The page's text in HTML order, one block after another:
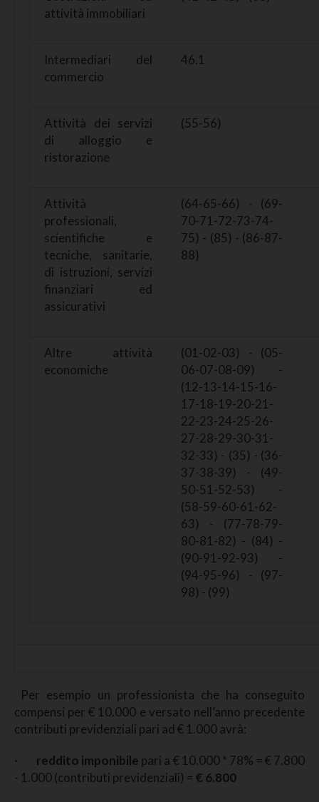
attività immobiliari
Intermediari del
commercio
46.1
Attività dei servizi
di alloggio e
ristorazione
(55-56)
Attività
professionali,
scientifiche e
tecniche, sanitarie,
di istruzioni, servizi
finanziari ed
assicurativi
(64-65-66) - (69-
70-71-72-73-74-
75) - (85) - (86-87-
88)
Altre attività
economiche
(01-02-03) - (05-
06-07-08-09) -
(12-13-14-15-16-
17-18-19-20-21-
22-23-24-25-26-
27-28-29-30-31-
32-33) - (35) - (36-
37-38-39) - (49-
50-51-52-53) -
(58-59-60-61-62-
63) - (77-78-79-
80-81-82) - (84) -
(90-91-92-93) -
(94-95-96) - (97-
98) - (99)
Per esempio un professionista che ha conseguito
compensi per € 10.000 e versato nell’anno precedente
contributi previdenziali pari ad € 1.000 avrà:
· reddito imponibile pari a € 10.000 * 78% = € 7.800
- 1.000 (contributi previdenziali) = € 6.800